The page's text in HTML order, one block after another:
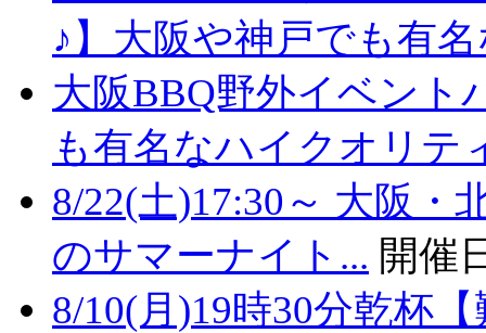
♪】大阪や神戸でも有
大阪BBQ野外イベント
も有名なハイクオリテ
8/22(土)17:30～ 大阪
のサマーナイト... 開催
8/10(月)19時30分乾杯